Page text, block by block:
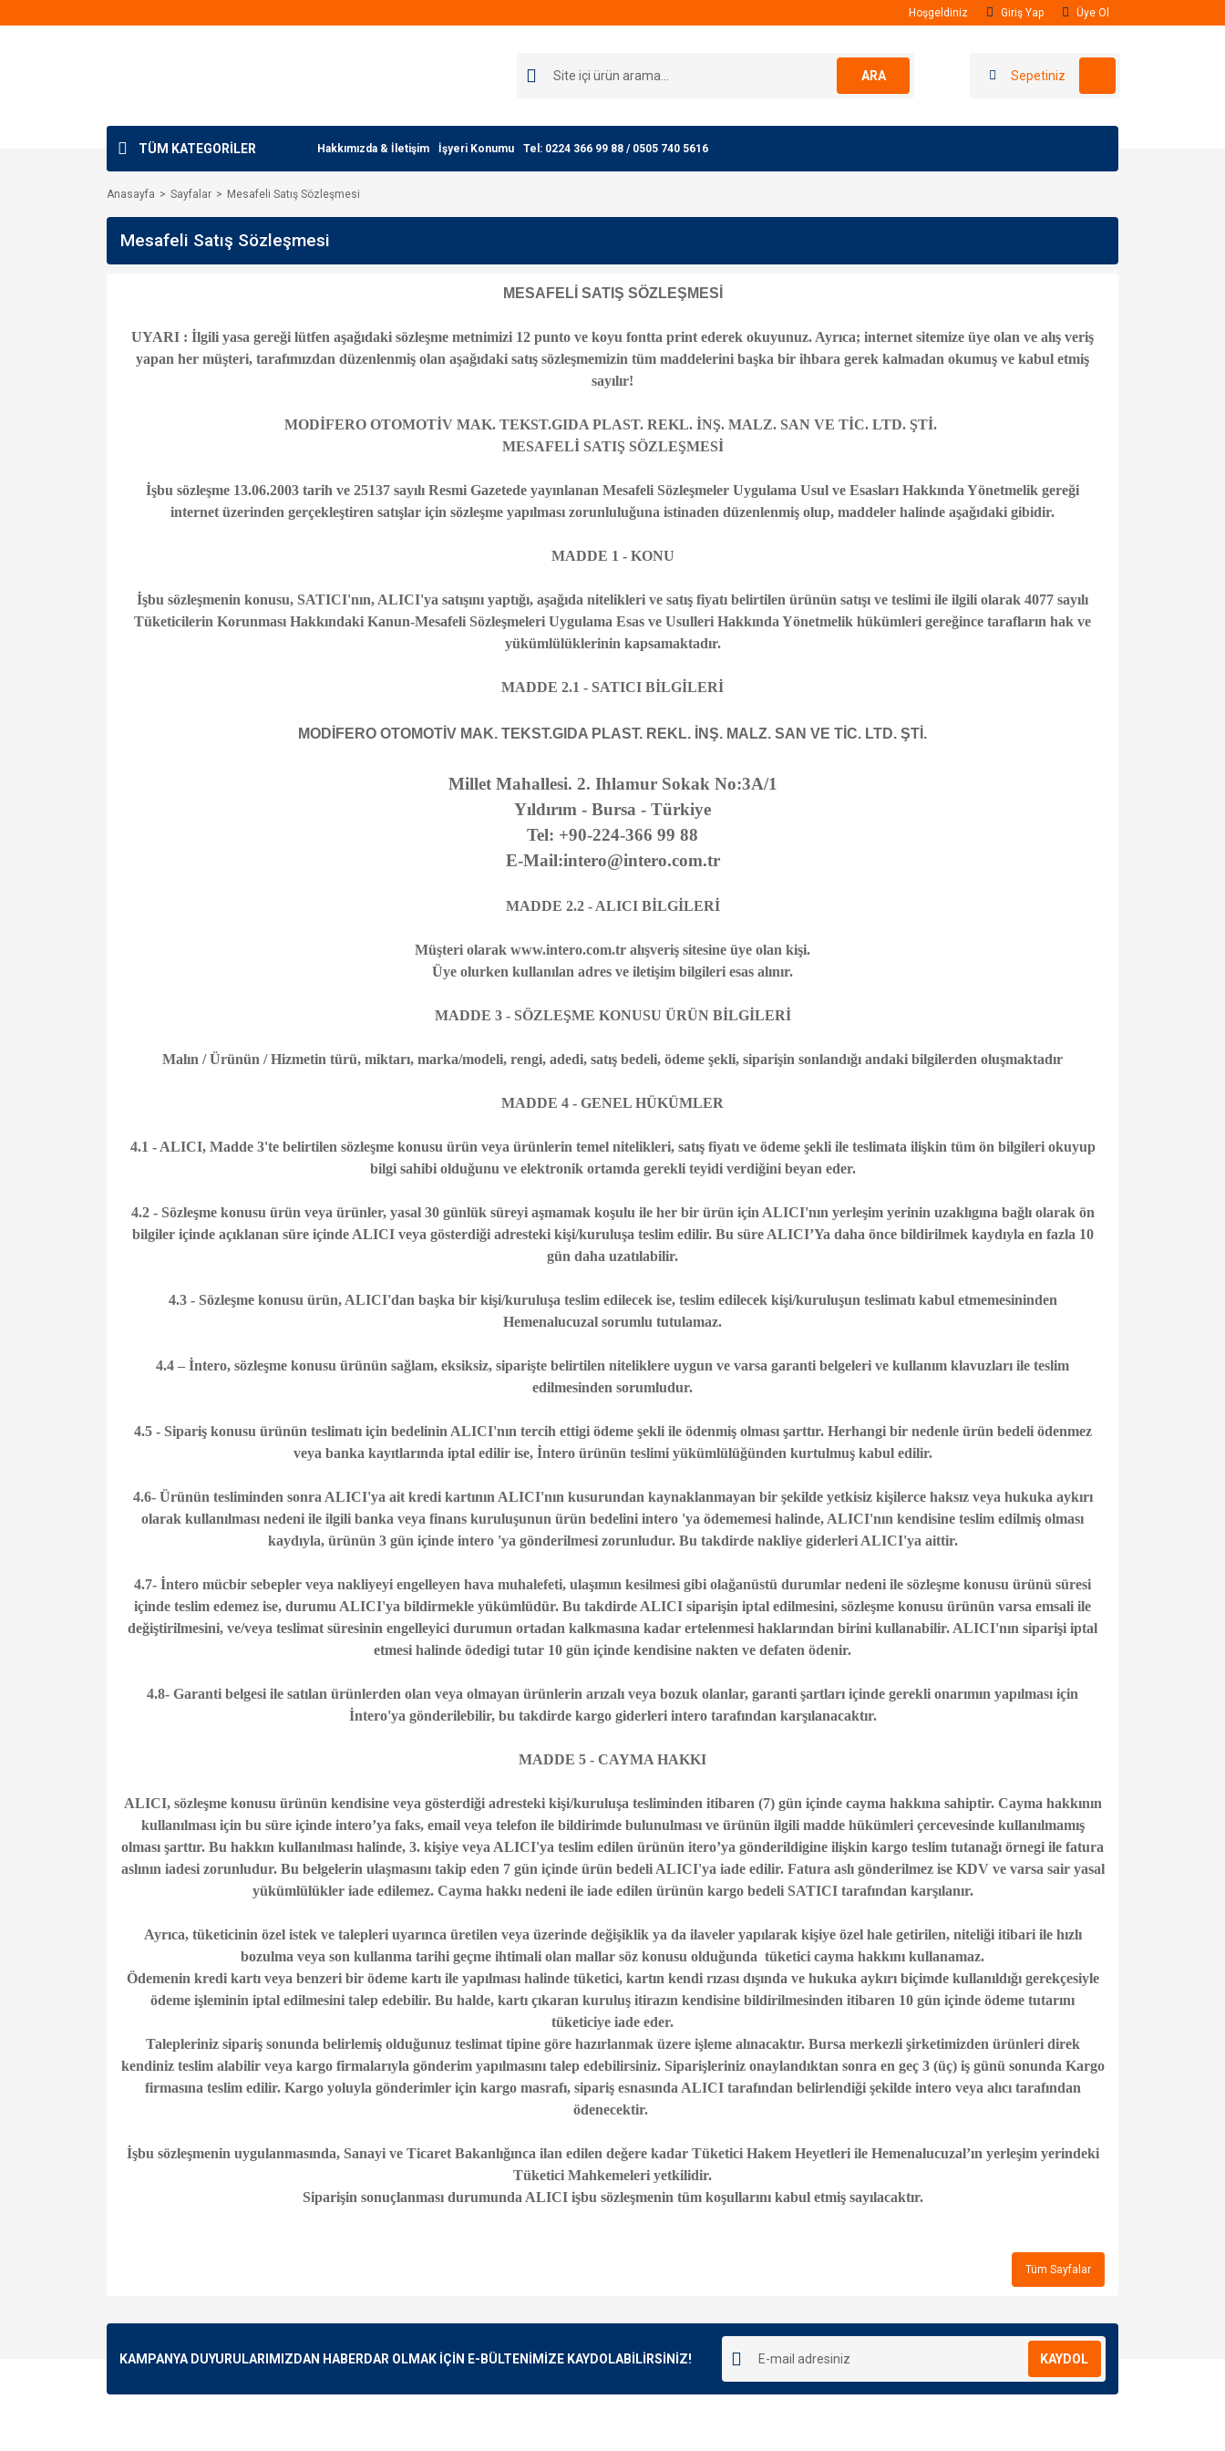
Hoşgeldiniz Giriş Yap Üye Ol
ARA Sepetiniz
TÜM KATEGORİLER Hakkımızda & İletişim İşyeri Konumu Tel: 0224 366 99 88 / 0505 740 5616
Anasayfa Sayfalar Mesafeli Satış Sözleşmesi
Mesafeli Satış Sözleşmesi
MESAFELİ SATIŞ SÖZLEŞMESİ
UYARI : İlgili yasa gereği lütfen aşağıdaki sözleşme metnimizi 12 punto ve koyu fontta print ederek okuyunuz. Ayrıca; internet sitemize üye olan ve alış veriş
yapan her müşteri, tarafımızdan düzenlenmiş olan aşağıdaki satış sözleşmemizin tüm maddelerini başka bir ihbara gerek kalmadan okumuş ve kabul etmiş
sayılır!
MODİFERO OTOMOTİV MAK. TEKST.GIDA PLAST. REKL. İNŞ. MALZ. SAN VE TİC. LTD. ŞTİ.
MESAFELİ SATIŞ SÖZLEŞMESİ
İşbu sözleşme 13.06.2003 tarih ve 25137 sayılı Resmi Gazetede yayınlanan Mesafeli Sözleşmeler Uygulama Usul ve Esasları Hakkında Yönetmelik gereği
internet üzerinden gerçekleştiren satışlar için sözleşme yapılması zorunluluğuna istinaden düzenlenmiş olup, maddeler halinde aşağıdaki gibidir.
MADDE 1 - KONU
İşbu sözleşmenin konusu, SATICI'nın, ALICI'ya satışını yaptığı, aşağıda nitelikleri ve satış fiyatı belirtilen ürünün satışı ve teslimi ile ilgili olarak 4077 sayılı
Tüketicilerin Korunması Hakkındaki Kanun-Mesafeli Sözleşmeleri Uygulama Esas ve Usulleri Hakkında Yönetmelik hükümleri gereğince tarafların hak ve
yükümlülüklerinin kapsamaktadır.
MADDE 2.1 - SATICI BİLGİLERİ
MODİFERO OTOMOTİV MAK. TEKST.GIDA PLAST. REKL. İNŞ. MALZ. SAN VE TİC. LTD. ŞTİ.
Millet Mahallesi. 2. Ihlamur Sokak No:3A/1
Yıldırım - Bursa - Türkiye
Tel: +90-224-366 99 88
E-Mail:intero@intero.com.tr
MADDE 2.2 - ALICI BİLGİLERİ
Müşteri olarak www.intero.com.tr alışveriş sitesine üye olan kişi.
Üye olurken kullanılan adres ve iletişim bilgileri esas alınır.
MADDE 3 - SÖZLEŞME KONUSU ÜRÜN BİLGİLERİ
Malın / Ürünün / Hizmetin türü, miktarı, marka/modeli, rengi, adedi, satış bedeli, ödeme şekli, siparişin sonlandığı andaki bilgilerden oluşmaktadır
MADDE 4 - GENEL HÜKÜMLER
4.1 - ALICI, Madde 3'te belirtilen sözleşme konusu ürün veya ürünlerin temel nitelikleri, satış fiyatı ve ödeme şekli ile teslimata ilişkin tüm ön bilgileri okuyup
bilgi sahibi olduğunu ve elektronik ortamda gerekli teyidi verdiğini beyan eder.
4.2 - Sözleşme konusu ürün veya ürünler, yasal 30 günlük süreyi aşmamak koşulu ile her bir ürün için ALICI'nın yerleşim yerinin uzaklıgına bağlı olarak ön
bilgiler içinde açıklanan süre içinde ALICI veya gösterdiği adresteki kişi/kuruluşa teslim edilir. Bu süre ALICI’Ya daha önce bildirilmek kaydıyla en fazla 10
gün daha uzatılabilir.
4.3 - Sözleşme konusu ürün, ALICI'dan başka bir kişi/kuruluşa teslim edilecek ise, teslim edilecek kişi/kuruluşun teslimatı kabul etmemesininden
Hemenalucuzal sorumlu tutulamaz.
4.4 – İntero, sözleşme konusu ürünün sağlam, eksiksiz, siparişte belirtilen niteliklere uygun ve varsa garanti belgeleri ve kullanım klavuzları ile teslim
edilmesinden sorumludur.
4.5 - Sipariş konusu ürünün teslimatı için bedelinin ALICI'nın tercih ettigi ödeme şekli ile ödenmiş olması şarttır. Herhangi bir nedenle ürün bedeli ödenmez
veya banka kayıtlarında iptal edilir ise, İntero ürünün teslimi yükümlülüğünden kurtulmuş kabul edilir.
4.6- Ürünün tesliminden sonra ALICI'ya ait kredi kartının ALICI'nın kusurundan kaynaklanmayan bir şekilde yetkisiz kişilerce haksız veya hukuka aykırı
olarak kullanılması nedeni ile ilgili banka veya finans kuruluşunun ürün bedelini intero 'ya ödememesi halinde, ALICI'nın kendisine teslim edilmiş olması
kaydıyla, ürünün 3 gün içinde intero 'ya gönderilmesi zorunludur. Bu takdirde nakliye giderleri ALICI'ya aittir.
4.7- İntero mücbir sebepler veya nakliyeyi engelleyen hava muhalefeti, ulaşımın kesilmesi gibi olağanüstü durumlar nedeni ile sözleşme konusu ürünü süresi
içinde teslim edemez ise, durumu ALICI'ya bildirmekle yükümlüdür. Bu takdirde ALICI siparişin iptal edilmesini, sözleşme konusu ürünün varsa emsali ile
değiştirilmesini, ve/veya teslimat süresinin engelleyici durumun ortadan kalkmasına kadar ertelenmesi haklarından birini kullanabilir. ALICI'nın siparişi iptal
etmesi halinde ödedigi tutar 10 gün içinde kendisine nakten ve defaten ödenir.
4.8- Garanti belgesi ile satılan ürünlerden olan veya olmayan ürünlerin arızalı veya bozuk olanlar, garanti şartları içinde gerekli onarımın yapılması için
İntero'ya gönderilebilir, bu takdirde kargo giderleri intero tarafından karşılanacaktır.
MADDE 5 - CAYMA HAKKI
ALICI, sözleşme konusu ürünün kendisine veya gösterdiği adresteki kişi/kuruluşa tesliminden itibaren (7) gün içinde cayma hakkına sahiptir. Cayma hakkının
kullanılması için bu süre içinde intero’ya faks, email veya telefon ile bildirimde bulunulması ve ürünün ilgili madde hükümleri çercevesinde kullanılmamış
olması şarttır. Bu hakkın kullanılması halinde, 3. kişiye veya ALICI'ya teslim edilen ürünün itero’ya gönderildigine ilişkin kargo teslim tutanağı örnegi ile fatura
aslının iadesi zorunludur. Bu belgelerin ulaşmasını takip eden 7 gün içinde ürün bedeli ALICI'ya iade edilir. Fatura aslı gönderilmez ise KDV ve varsa sair yasal
yükümlülükler iade edilemez. Cayma hakkı nedeni ile iade edilen ürünün kargo bedeli SATICI tarafından karşılanır.
Ayrıca, tüketicinin özel istek ve talepleri uyarınca üretilen veya üzerinde değişiklik ya da ilaveler yapılarak kişiye özel hale getirilen, niteliği itibari ile hızlı
bozulma veya son kullanma tarihi geçme ihtimali olan mallar söz konusu olduğunda tüketici cayma hakkını kullanamaz.
Ödemenin kredi kartı veya benzeri bir ödeme kartı ile yapılması halinde tüketici, kartın kendi rızası dışında ve hukuka aykırı biçimde kullanıldığı gerekçesiyle
ödeme işleminin iptal edilmesini talep edebilir. Bu halde, kartı çıkaran kuruluş itirazın kendisine bildirilmesinden itibaren 10 gün içinde ödeme tutarını
tüketiciye iade eder.
Talepleriniz sipariş sonunda belirlemiş olduğunuz teslimat tipine göre hazırlanmak üzere işleme alınacaktır. Bursa merkezli şirketimizden ürünleri direk
kendiniz teslim alabilir veya kargo firmalarıyla gönderim yapılmasını talep edebilirsiniz. Siparişleriniz onaylandıktan sonra en geç 3 (üç) iş günü sonunda Kargo
firmasına teslim edilir. Kargo yoluyla gönderimler için kargo masrafı, sipariş esnasında ALICI tarafından belirlendiği şekilde intero veya alıcı tarafından
ödenecektir.
İşbu sözleşmenin uygulanmasında, Sanayi ve Ticaret Bakanlığınca ilan edilen değere kadar Tüketici Hakem Heyetleri ile Hemenalucuzal’ın yerleşim yerindeki
Tüketici Mahkemeleri yetkilidir.
Siparişin sonuçlanması durumunda ALICI işbu sözleşmenin tüm koşullarını kabul etmiş sayılacaktır.
Tüm Sayfalar
KAMPANYA DUYURULARIMIZDAN HABERDAR OLMAK İÇİN E-BÜLTENİMİZE KAYDOLABİLİRSİNİZ! KAYDOL